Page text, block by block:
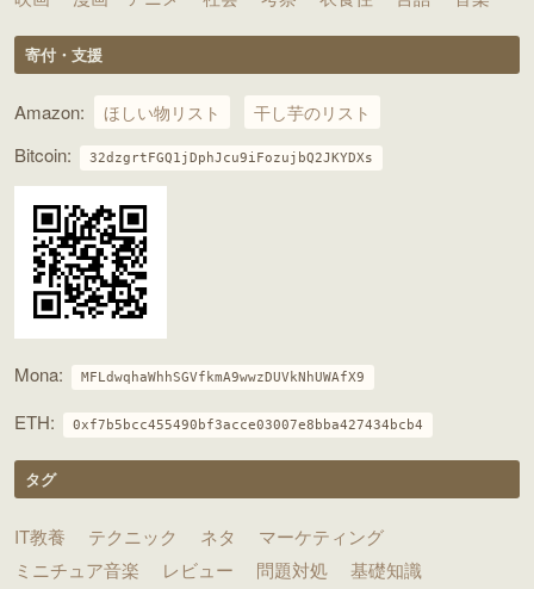
寄付・支援
Amazon: ほしい物リスト 干し芋のリスト
Bitcoin: 32dzgrtFGQ1jDphJcu9iFozujbQ2JKYDXs
Mona: MFLdwqhaWhhSGVfkmA9wwzDUVkNhUWAfX9
ETH: 0xf7b5bcc455490bf3acce03007e8bba427434bcb4
タグ
IT教養 テクニック ネタ
マーケティング
ミニチュア音楽
レビュー 問題対処
基礎知識